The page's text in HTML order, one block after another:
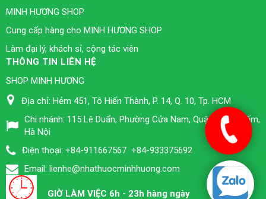
MINH HƯƠNG SHOP
Cung cấp hàng cho MINH HƯƠNG SHOP
Làm đại lý, khách sỉ, cộng tác viên
THÔNG TIN LIÊN HỆ
SHOP MINH HƯƠNG
Địa chỉ: Hẻm 451, Tô Hiến Thành, P. 14, Q. 10, Tp. HCM
Chi nhánh: 115 Lê Duẩn, Phường Cửa Nam, Quận Hoàn Kiếm,
Hà Nội
Điện thoại: +84-911667567 +84-933375692
Email: lienhe@nhathuocminhhuong.com
GIỜ LÀM VIỆC 6h - 23h hàng ngày